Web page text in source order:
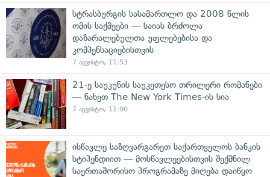
სტრასბურგის სასამართლო და 2008 წლის
ომის საქმეები — საიას ბრძოლა
დაზარალებულთა უფლებებისა და
კომპენსაციებისთვის
7 აგვისტო, 11:53
21-ე საუკუნის საუკეთესო თრილერი რომანები
— ნახეთ The New York Times-ის სია
7 აგვისტო, 11:00
ისწავლე საზღვარგარეთ საქართველოს ბანკის
სტიპენდიით — მოსწავლეებისთვის შექმნილ
საერთაშორისო პროგრამაზე მიღება დაიწყო